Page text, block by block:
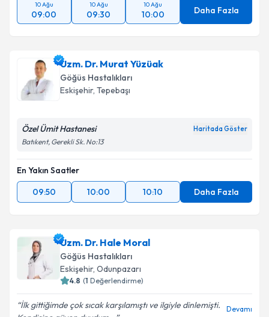
10 Ağu
09:00
10 Ağu
09:30
10 Ağu
10:00 Daha Fazla
Uzm. Dr. Murat Yüzüak
Göğüs Hastalıkları
Eskişehir, Tepebaşı
Özel Ümit Hastanesi Haritada Göster
Batıkent, Gerekli Sk. No:13
En Yakın Saatler
09:50
10:00 10:10 Daha Fazla
Uzm. Dr. Hale Moral
Göğüs Hastalıkları
Eskişehir, Odunpazarı
4.8 (1 Değerlendirme)
İlk gittiğimde çok sıcak karşılamıştı ve ilgiyle dinlemişti.
Devamı